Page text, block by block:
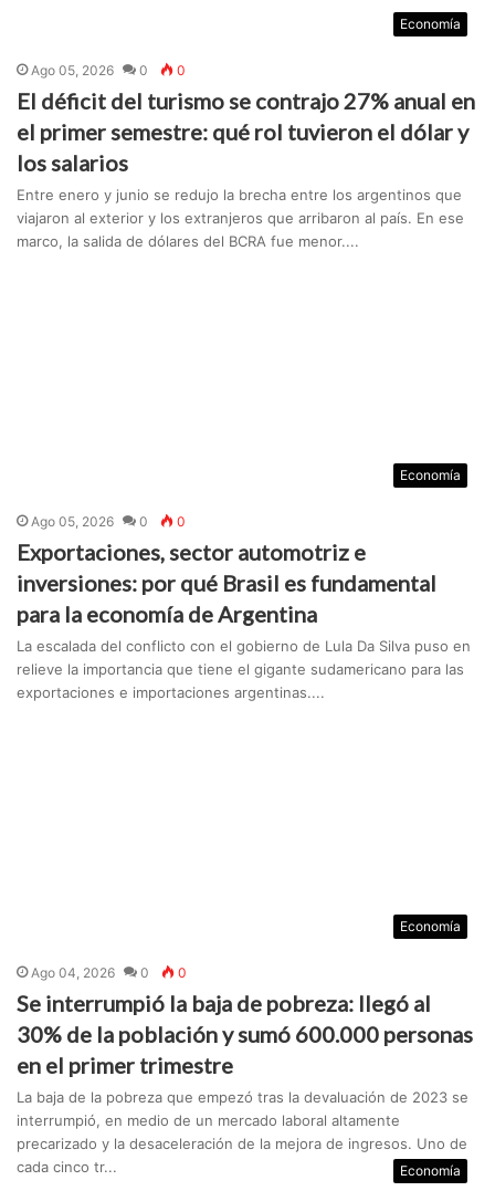
Economía
Ago 05, 2026 0 0
El déficit del turismo se contrajo 27% anual en
el primer semestre: qué rol tuvieron el dólar y
los salarios
Entre enero y junio se redujo la brecha entre los argentinos que
viajaron al exterior y los extranjeros que arribaron al país. En ese
marco, la salida de dólares del BCRA fue menor....
Economía
Ago 05, 2026 0 0
Exportaciones, sector automotriz e
inversiones: por qué Brasil es fundamental
para la economía de Argentina
La escalada del conflicto con el gobierno de Lula Da Silva puso en
relieve la importancia que tiene el gigante sudamericano para las
exportaciones e importaciones argentinas....
Economía
Ago 04, 2026 0 0
Se interrumpió la baja de pobreza: llegó al
30% de la población y sumó 600.000 personas
en el primer trimestre
La baja de la pobreza que empezó tras la devaluación de 2023 se
interrumpió, en medio de un mercado laboral altamente
precarizado y la desaceleración de la mejora de ingresos. Uno de
cada cinco tr...
Economía